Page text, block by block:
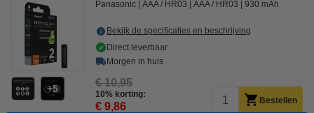
5
Panasonic AAA / HR03 AAA / HR03 930 mAh
Bekijk de specificaties en beschrijving
Direct leverbaar
Morgen in huis
€ 10,95
10% korting:
€ 9,86 Bestellen